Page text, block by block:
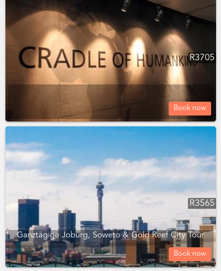
R3705
Book now
R3565
Ganztägige Joburg, Soweto & Gold Reef City Tour
Book now